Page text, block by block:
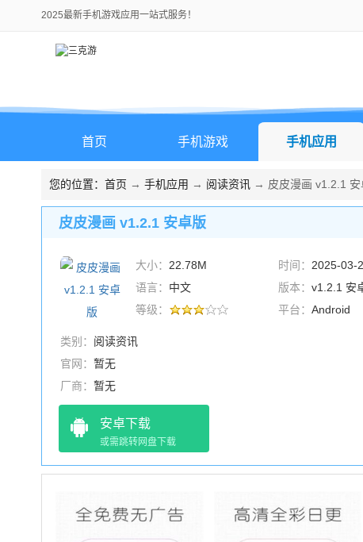
2025最新手机游戏应用一站式服务！
首页 手机游戏 手机应用
您的位置： 首页 → 手机应用 → 阅读资讯 → 皮皮漫画 v1.2.1 安
皮皮漫画 v1.2.1 安卓版
大小： 22.78M 时间： 2025-03-
语言： 中文 版本： v1.2.1 安
等级：
平台： Android
类别： 阅读资讯
官网： 暂无
厂商： 暂无
安卓下载
或需跳转网盘下载